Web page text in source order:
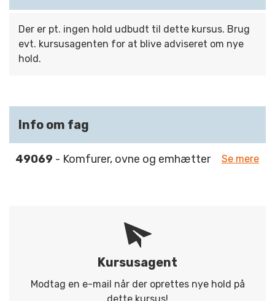
Der er pt. ingen hold udbudt til dette kursus. Brug
evt. kursusagenten for at blive adviseret om nye
hold.
Info om fag
49069 - Komfurer, ovne og emhætter Se mere
Kursusagent
Modtag en e-mail når der oprettes nye hold på